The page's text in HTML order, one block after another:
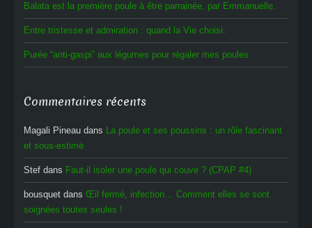
Balata est la première poule à être parrainée, par Emmanuelle.
Entre tristesse et admiration : quand la Vie choisi.
Purée “anti-gaspi” aux légumes pour régaler mes poules
Commentaires récents
Magali Pineau dans La poule et ses poussins : un rôle fascinant
et sous-estimé
Stef dans Faut-il isoler une poule qui couve ? (CPAP #4)
bousquet dans Œil fermé, infection… Comment elles se sont
soignées toutes seules !